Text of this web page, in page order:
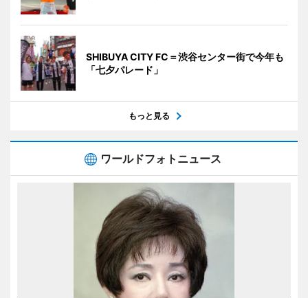
SHIBUYA CITY FC＝渋谷センター街で今年も
「七夕パレード」
もっと見る
ワールドフォトニュース